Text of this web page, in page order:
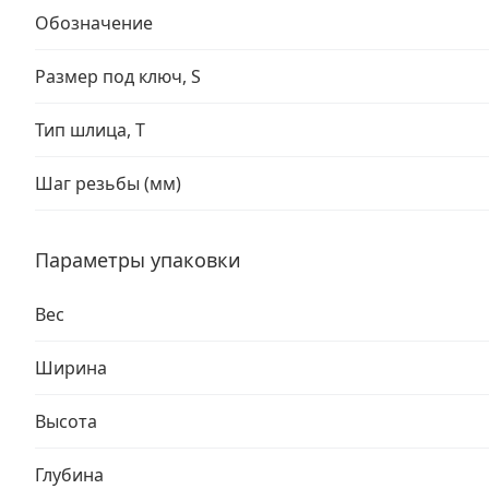
Обозначение
Размер под ключ, S
Тип шлица, T
Шаг резьбы (мм)
Параметры упаковки
Вес
Ширина
Высота
Глубина